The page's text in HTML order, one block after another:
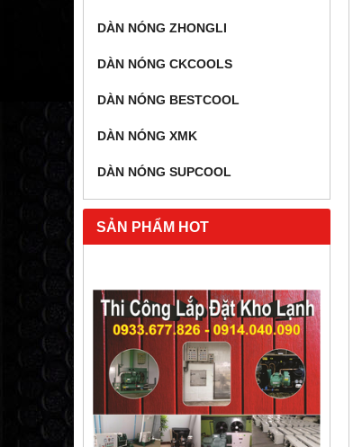
DÀN NÓNG ZHONGLI
DÀN NÓNG CKCOOLS
DÀN NÓNG BESTCOOL
DÀN NÓNG XMK
DÀN NÓNG SUPCOOL
SẢN PHẨM HOT